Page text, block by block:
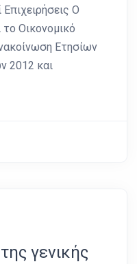
Επιχειρήσεις Ο
Οικονομικό
Ετησίων
2012 και
γενικής